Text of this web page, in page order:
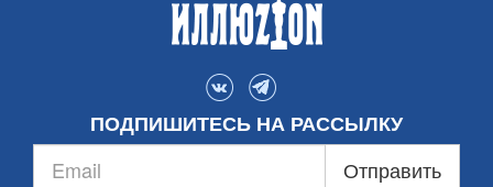
ПОДПИШИТЕСЬ НА РАССЫЛКУ
Отправить